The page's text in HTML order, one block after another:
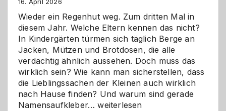
16. April 2026
Wieder ein Regenhut weg. Zum dritten Mal in
diesem Jahr. Welche Eltern kennen das nicht?
In Kindergärten türmen sich täglich Berge an
Jacken, Mützen und Brotdosen, die alle
verdächtig ähnlich aussehen. Doch muss das
wirklich sein? Wie kann man sicherstellen, dass
die Lieblingssachen der Kleinen auch wirklich
nach Hause finden? Und warum sind gerade
Namensaufkleber…Namensaufkleber
weiterlesen